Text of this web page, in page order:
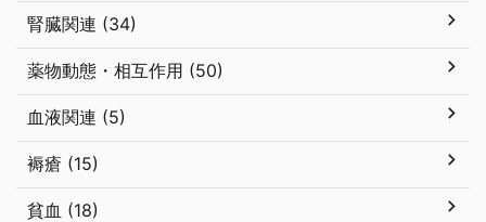
腎臓関連 (34)
薬物動態・相互作用 (50)
血液関連 (5)
褥瘡 (15)
貧血 (18)